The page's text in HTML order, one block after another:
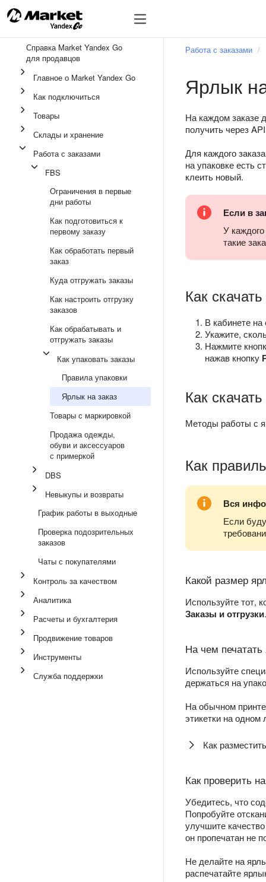
Справка Market Yandex Go
для продавцов
Главное о Market Yandex Go
Как подключиться
Товары
Склады и хранение
Работа с заказами
FBS
Ограничения в первые
дни работы
Как подготовиться к
первому заказу
Как обработать первый
заказ
Куда отгружать заказы
Как настроить отгрузку
заказов
Как обрабатывать и
отгружать заказы
Как упаковать заказы
Правила упаковки
Ярлык на заказ
Товары с маркировкой
Продажа одежды,
обуви и аксессуаров
с примеркой
DBS
Невыкупы и возвраты
График работы в выходные
Проверка подозрительных
заказов
Чаты с покупателями
Контроль за качеством
Аналитика
Расчеты и бухгалтерия
Продвижение товаров
Инструменты
Служба поддержки
Работа с заказами
Ярлык
На каждом заказе
получить через API
Для каждого
на упаковке есть
клеить новый.
Если в
У
такие
Как
В кабинете
Укажите,
Нажмите
нажав кнопку
Как
Методы работы с
Как
Вся
Если
Какой размер
Используйте тот,
Заказы и отгрузки.
На чем печатать
Используйте
держаться на
На обычном
этикетки на
Как
Как проверить
Убедитесь, что
Попробуйте
улучшите
он пропечатан не
Не делайте на
распечатайте